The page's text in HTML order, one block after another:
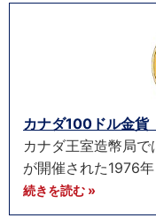
カナダ100ドル金貨
カナダ王室造幣局
が開催された1976年
続きを読む »